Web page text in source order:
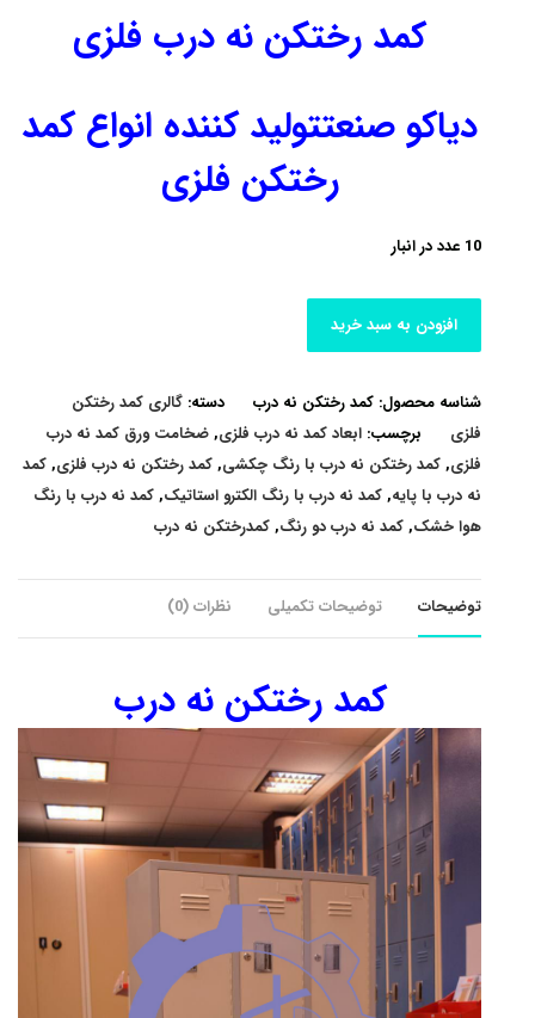
کمد رختکن نه درب فلزی
دیاکو صنعتتولید کننده انواع کمد
رختکن فلزی
10 عدد در انبار
افزودن به سبد خرید
شناسه محصول: کمد رختکن نه درب دسته: گالری کمد رختکن
فلزی
برچسب: ابعاد کمد نه درب فلزی,ضخامت ورق کمد نه درب
فلزی,کمد رختکن نه درب با رنگ چکشی,کمد رختکن نه درب فلزی,کمد
نه درب با پایه,کمد نه درب با رنگ الکترو استاتیک,کمد نه درب با رنگ
هوا خشک,کمد نه درب دو رنگ,کمدرختکن نه درب
توضیحات توضیحات تکمیلی نظرات (0)
کمد رختکن نه درب